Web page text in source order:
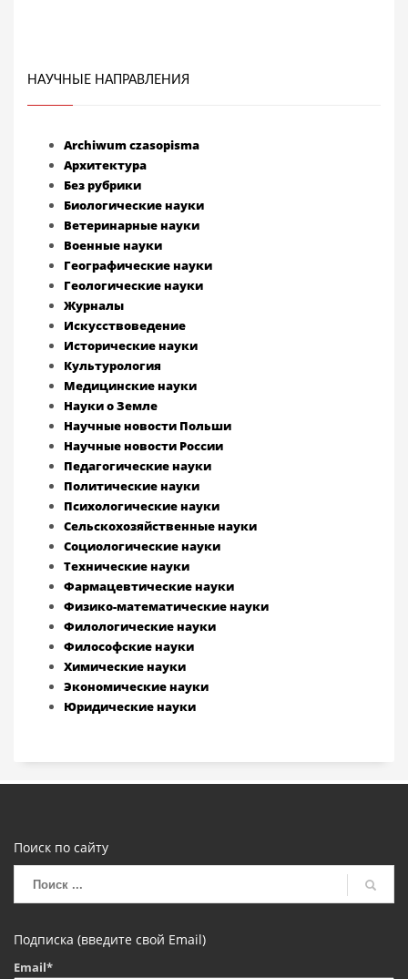
НАУЧНЫЕ НАПРАВЛЕНИЯ
Archiwum czasopisma
Архитектура
Без рубрики
Биологические науки
Ветеринарные науки
Военные науки
Географические науки
Геологические науки
Журналы
Искусствоведение
Исторические науки
Культурология
Медицинские науки
Науки о Земле
Научные новости Польши
Научные новости России
Педагогические науки
Политические науки
Психологические науки
Сельскохозяйственные науки
Социологические науки
Технические науки
Фармацевтические науки
Физико-математические науки
Филологические науки
Философские науки
Химические науки
Экономические науки
Юридические науки
Поиск по сайту
Подписка (введите свой Email)
Email*